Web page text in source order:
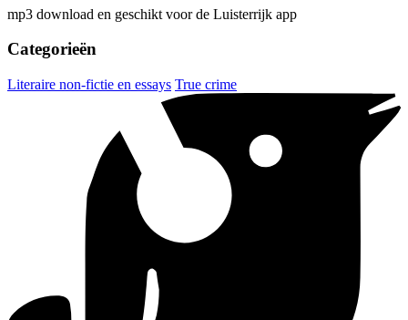
mp3 download en geschikt voor de Luisterrijk app
Categorieën
Literaire non-fictie en essays True crime